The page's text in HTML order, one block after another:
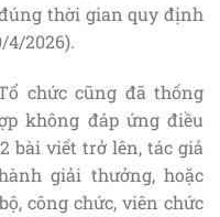
thời gian quy định
4/2026).
chức cũng đã thống
không đáp ứng điều
bài viết trở lên, tác giả
giải thưởng, hoặc
công chức, viên chức